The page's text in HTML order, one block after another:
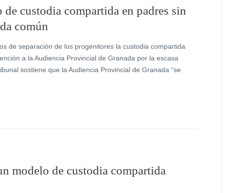
custodia compartida en padres sin
común
de separación de los progenitores la custodia compartida
a la Audiencia Provincial de Granada por la escasa
sostiene que la Audiencia Provincial de Granada “se
modelo de custodia compartida